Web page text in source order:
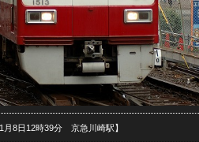
月8日12時39分 京急川崎駅】